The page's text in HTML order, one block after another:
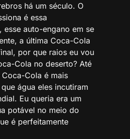
há um século. O
é essa
esse auto-engano em se
a última Coca-Cola
por que raios eu vou
Cola no deserto? Até
Cola é mais
água eles incutiram
Eu queria era um
potável no meio do
é perfeitamente